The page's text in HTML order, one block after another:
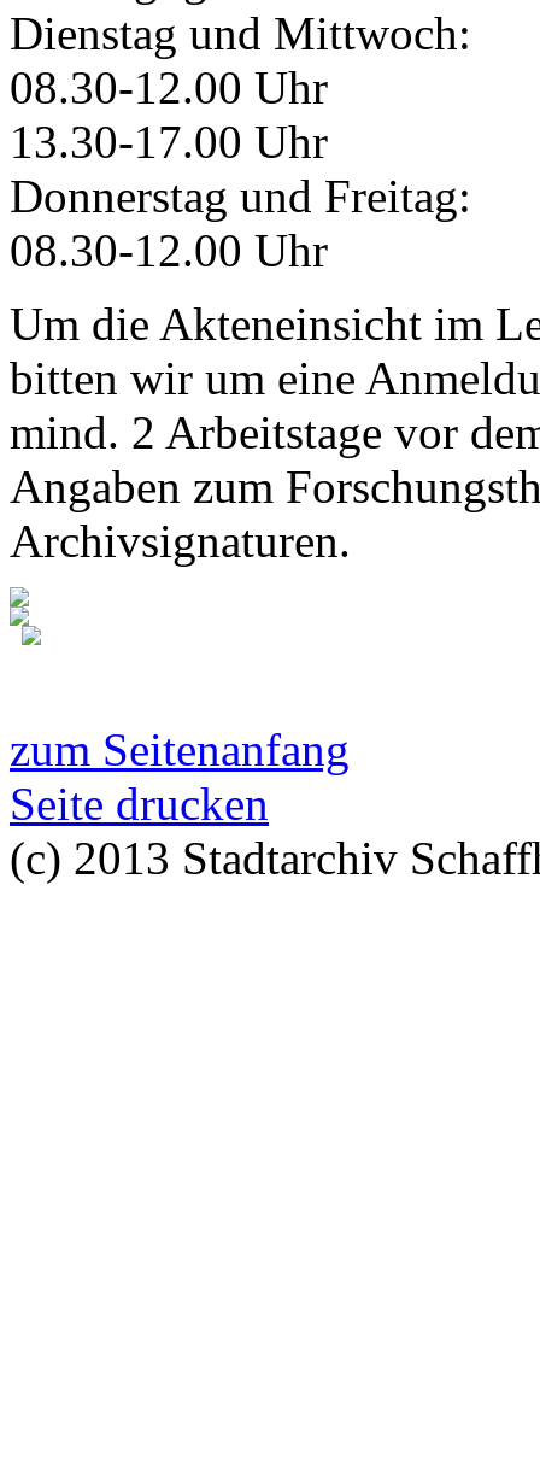
Dienstag und Mittwoch:
08.30-12.00 Uhr
13.30-17.00 Uhr
Donnerstag und Freitag:
08.30-12.00 Uhr
Um die Akteneinsicht im
bitten wir um eine
mind. 2 Arbeitstage vor
Angaben zum
Archivsignaturen.
zum Seitenanfang
Seite drucken
(c) 2013 Stadtarchiv